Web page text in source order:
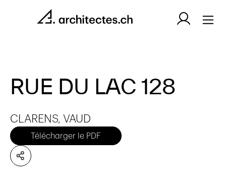
RUE DU LAC 128
CLARENS, VAUD
Télécharger le PDF